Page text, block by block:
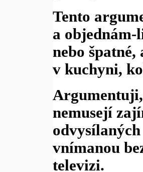
Tento
a
nebo
v kuchyni,
nemusejí
vnímanou
televizi.